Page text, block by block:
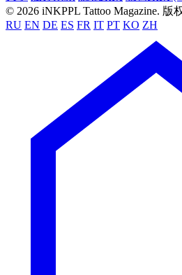
© 2026 iNKPPL Tattoo Magazine. 版
RU EN DE ES FR IT PT KO ZH